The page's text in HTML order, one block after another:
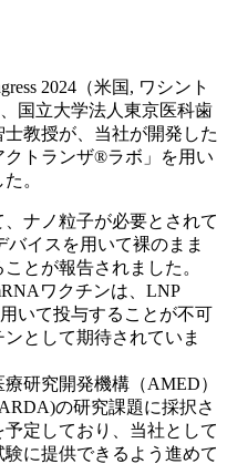
2024（米国, ワシント
国立大学法人東京医科歯
教授が、当社が開発した
トランザ®ラボ」を用い
。
ナノ粒子が必要とされて
バイスを用いて裸のまま
とが報告されました。
ワクチンは、LNP
いて投与することが不可
として期待されていま
研究開発機構（AMED）
の研究課題に採択さ
定しており、当社として
に提供できるよう進めて